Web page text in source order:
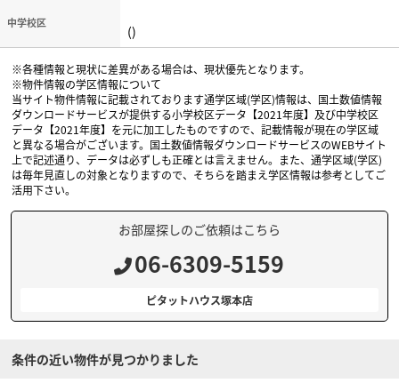
中学校区 ()
※各種情報と現状に差異がある場合は、現状優先となります。
※物件情報の学区情報について
当サイト物件情報に記載されております通学区域(学区)情報は、国土数値情報
ダウンロードサービスが提供する小学校区データ【2021年度】及び中学校区
データ【2021年度】を元に加工したものですので、記載情報が現在の学区域
と異なる場合がございます。国土数値情報ダウンロードサービスのWEBサイト
上で記述通り、データは必ずしも正確とは言えません。また、通学区域(学区)
は毎年見直しの対象となりますので、そちらを踏まえ学区情報は参考としてご
活用下さい。
お部屋探しのご依頼はこちら
06-6309-5159
ピタットハウス塚本店
条件の近い物件が見つかりました